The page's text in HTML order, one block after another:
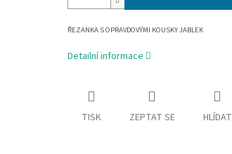
ŘEZANKA S OPRAVDOVÝMI KOUSKY JABLEK
Detailní informace
TISK ZEPTAT SE HLÍDAT